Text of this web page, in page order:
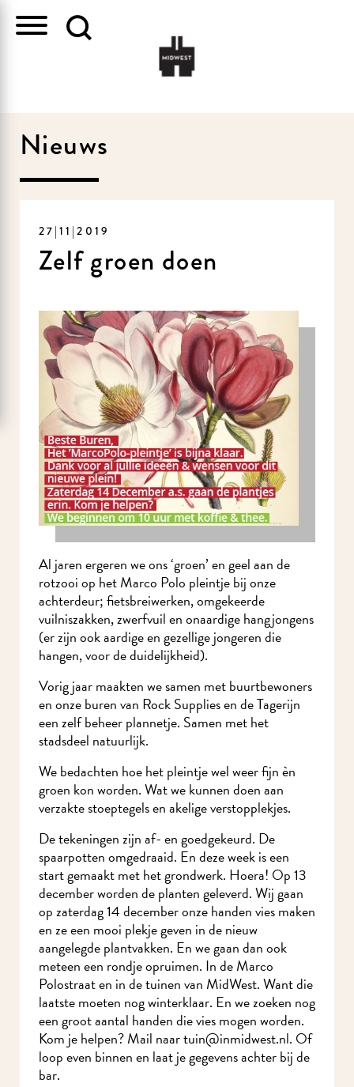
Nieuws
27|11|2019
Zelf groen doen
Al jaren ergeren we ons ‘groen’ en geel aan de
rotzooi op het Marco Polo pleintje bij onze
achterdeur; fietsbreiwerken, omgekeerde
vuilniszakken, zwerfvuil en onaardige hangjongens
(er zijn ook aardige en gezellige jongeren die
hangen, voor de duidelijkheid).
Vorig jaar maakten we samen met buurtbewoners
en onze buren van Rock Supplies en de Tagerijn
een zelf beheer plannetje. Samen met het
stadsdeel natuurlijk.
We bedachten hoe het pleintje wel weer fijn èn
groen kon worden. Wat we kunnen doen aan
verzakte stoeptegels en akelige verstopplekjes.
De tekeningen zijn af- en goedgekeurd. De
spaarpotten omgedraaid. En deze week is een
start gemaakt met het grondwerk. Hoera! Op 13
december worden de planten geleverd. Wij gaan
op zaterdag 14 december onze handen vies maken
en ze een mooi plekje geven in de nieuw
aangelegde plantvakken. En we gaan dan ook
meteen een rondje opruimen. In de Marco
Polostraat en in de tuinen van MidWest. Want die
laatste moeten nog winterklaar. En we zoeken nog
een groot aantal handen die vies mogen worden.
Kom je helpen? Mail naar tuin@inmidwest.nl. Of
loop even binnen en laat je gegevens achter bij de
bar.